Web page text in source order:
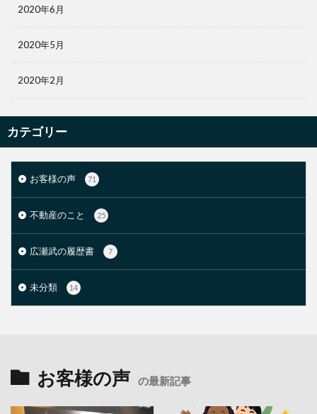
2020年6月
2020年5月
2020年2月
カテゴリー
お客様の声 71
不動産のこと 25
広瀬武の履歴書 7
未分類 14
お客様の声 の最新記事